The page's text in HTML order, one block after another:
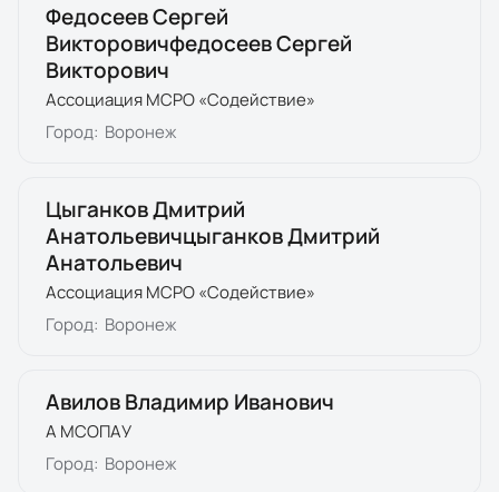
Федосеев Сергей
Викторовичфедосеев Сергей
Викторович
Ассоциация МСРО «Содействие»
Город: Воронеж
Цыганков Дмитрий
Анатольевичцыганков Дмитрий
Анатольевич
Ассоциация МСРО «Содействие»
Город: Воронеж
Авилов Владимир Иванович
А МСОПАУ
Город: Воронеж